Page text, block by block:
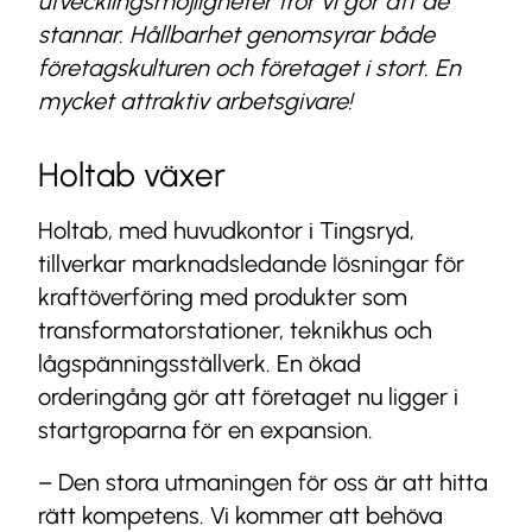
stannar. Hållbarhet genomsyrar både
företagskulturen och företaget i stort. En
mycket attraktiv arbetsgivare!
Holtab växer
Holtab, med huvudkontor i Tingsryd,
tillverkar marknadsledande lösningar för
kraftöverföring med produkter som
transformatorstationer, teknikhus och
lågspänningsställverk. En ökad
orderingång gör att företaget nu ligger i
startgroparna för en expansion.
– Den stora utmaningen för oss är att hitta
rätt kompetens. Vi kommer att behöva